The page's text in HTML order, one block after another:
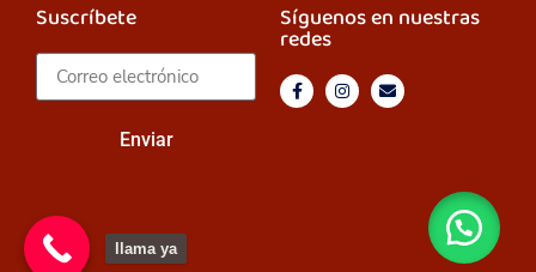
Suscríbete
Enviar
Síguenos en nuestras
redes
llama ya